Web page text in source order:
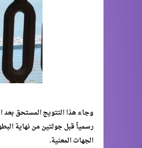
وجاء هذا التتويج المستحق
رسمياً قبل جولتين من نهاية
الجهات المعنية.